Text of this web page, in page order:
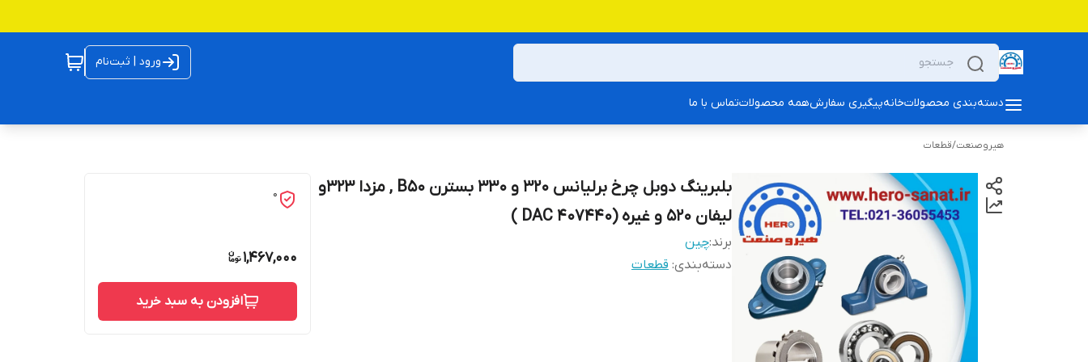
ورود | ثبت‌نام
دسته‌بندی محصولاتخانهپیگیری سفارشهمه محصولاتتماس با ما
هیروصنعت/قطعات
بلبرینگ دوبل چرخ برلیانس 320 و 330 بسترن B50 , مزدا 323و
لیفان 520 و غیره (DAC 407440 )
برند:چین
دسته‌بندی: قطعات
0
1,467,000
افزودن به سبد خرید